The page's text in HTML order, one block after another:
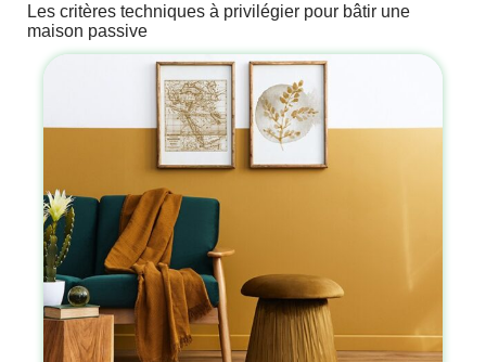
Les critères techniques à privilégier pour bâtir une
maison passive